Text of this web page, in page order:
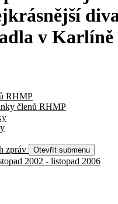
v Karlíně
RHMP
členů RHMP
zpráv
Otevřít submenu
2002 - listopad 2006